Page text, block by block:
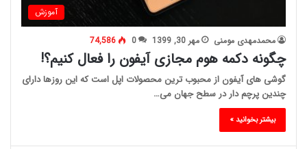
آموزش
محمدمهدی مومنی مهر 30, 1399 0
74,586
چگونه دکمه هوم مجازی آیفون را فعال کنیم؟!
گوشی های آیفون از محبوب ترین محصولات اپل است که این روزها دارای
چندین پرچم دار در سطح جهان می…
بیشتر بخوانید »